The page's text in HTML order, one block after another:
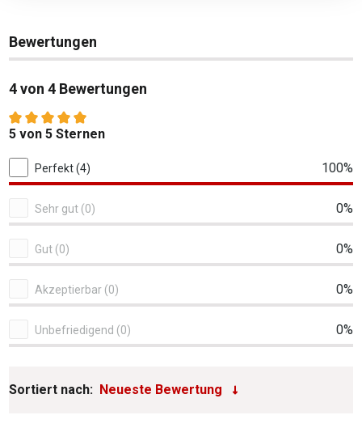
Bewertungen
4 von 4 Bewertungen
Durchschnittliche Bewertung von 5 von 5 Sternen
5 von 5 Sternen
4 von 4 Bewertungen
Perfekt (4) 100%
Sehr gut (0) 0%
Gut (0) 0%
Akzeptierbar (0) 0%
Unbefriedigend (0) 0%
Sortiert nach: